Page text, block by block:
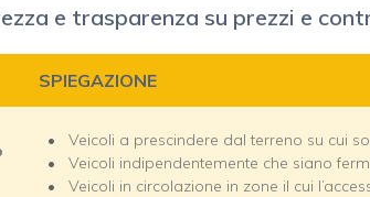
e trasparenza su prezzi e
SPIEGAZIONE
Veicoli a prescindere dal terreno su cui
Veicoli indipendentemente che siano
Veicoli in circolazione in zone il cui